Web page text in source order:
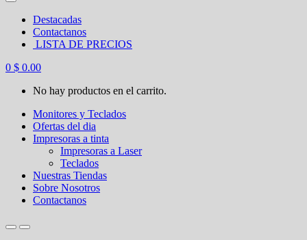
Destacadas
Contactanos
LISTA DE PRECIOS
0 $ 0.00
No hay productos en el carrito.
Monitores y Teclados
Ofertas del dia
Impresoras a tinta
Impresoras a Laser
Teclados
Nuestras Tiendas
Sobre Nosotros
Contactanos